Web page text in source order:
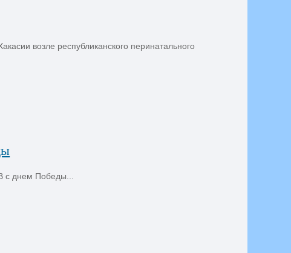
возле республиканского перинатального
с днем Победы...